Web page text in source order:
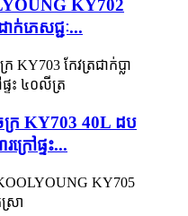
KY702
ក់ភេសជ្ជៈ...
រ KY703 40L ដប
ក្រៅផ្ទះ...